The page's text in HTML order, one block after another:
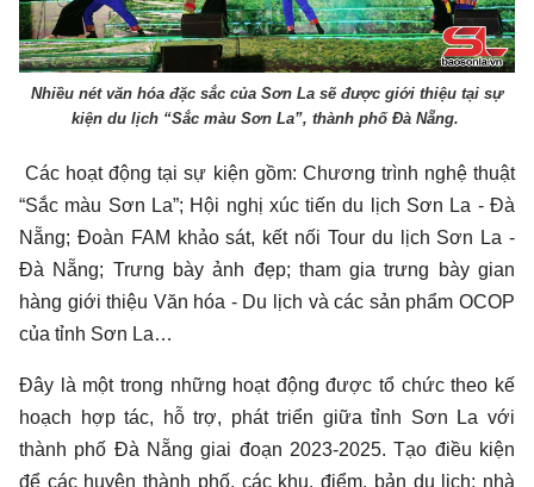
Nhiều nét văn hóa đặc sắc của Sơn La sẽ được giới thiệu tại sự
kiện du lịch “Sắc màu Sơn La”, thành phố Đà Nẵng.
Các hoạt động tại sự kiện gồm: Chương trình nghệ thuật
“Sắc màu Sơn La”; Hội nghị xúc tiến du lịch Sơn La - Đà
Nẵng; Đoàn FAM khảo sát, kết nối Tour du lịch Sơn La -
Đà Nẵng; Trưng bày ảnh đẹp; tham gia trưng bày gian
hàng giới thiệu Văn hóa - Du lịch và các sản phẩm OCOP
của tỉnh Sơn La…
Đây là một trong những hoạt động được tổ chức theo kế
hoạch hợp tác, hỗ trợ, phát triển giữa tỉnh Sơn La với
thành phố Đà Nẵng giai đoạn 2023-2025. Tạo điều kiện
để các huyện thành phố, các khu, điểm, bản du lịch; nhà